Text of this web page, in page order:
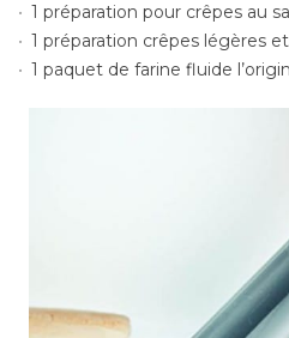
1 préparation pour crêpes au
1 préparation crêpes légères
1 paquet de farine fluide